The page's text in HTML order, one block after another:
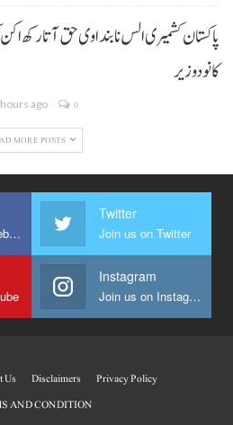
پاکستان کشمیری الس نا بنداوی حق آتا رکھ
کانودوزیر
ago 0
MORE POSTS
Join us on Facebook
Twitter
Join us on Twitter
Instagram
Join us on Instagram
Us Disclaimers
Privacy Policy
AND CONDITION